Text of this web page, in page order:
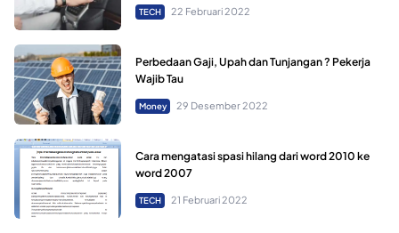
TECH 22 Februari 2022
Perbedaan Gaji, Upah dan Tunjangan ? Pekerja
Wajib Tau
Money 29 Desember 2022
Cara mengatasi spasi hilang dari word 2010 ke
word 2007
TECH 21 Februari 2022